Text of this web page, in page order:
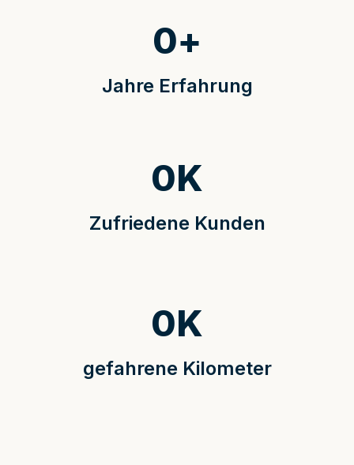
Jahre Erfahrung
0+
Zufriedene Kunden
0K
gefahrene Kilometer
0K